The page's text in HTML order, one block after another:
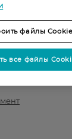
больше
файлы Cookie
все файлы